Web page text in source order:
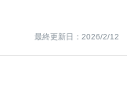
最終更新日：2026/2/12